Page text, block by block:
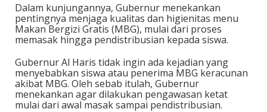
Dalam kunjungannya, Gubernur menekankan
pentingnya menjaga kualitas dan higienitas menu
Makan Bergizi Gratis (MBG), mulai dari proses
memasak hingga pendistribusian kepada siswa.
Gubernur Al Haris tidak ingin ada kejadian yang
menyebabkan siswa atau penerima MBG keracunan
akibat MBG. Oleh sebab itulah, Gubernur
menekankan agar dilakukan pengawasan ketat
mulai dari awal masak sampai pendistribusian.